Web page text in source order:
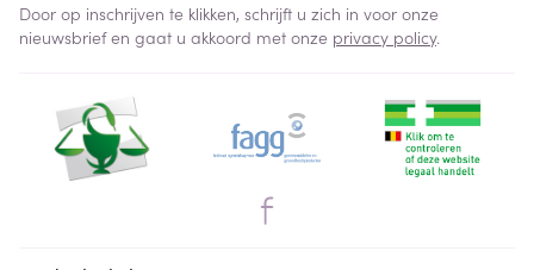
Door op inschrijven te klikken, schrijft u zich in voor onze
nieuwsbrief en gaat u akkoord met onze privacy policy.